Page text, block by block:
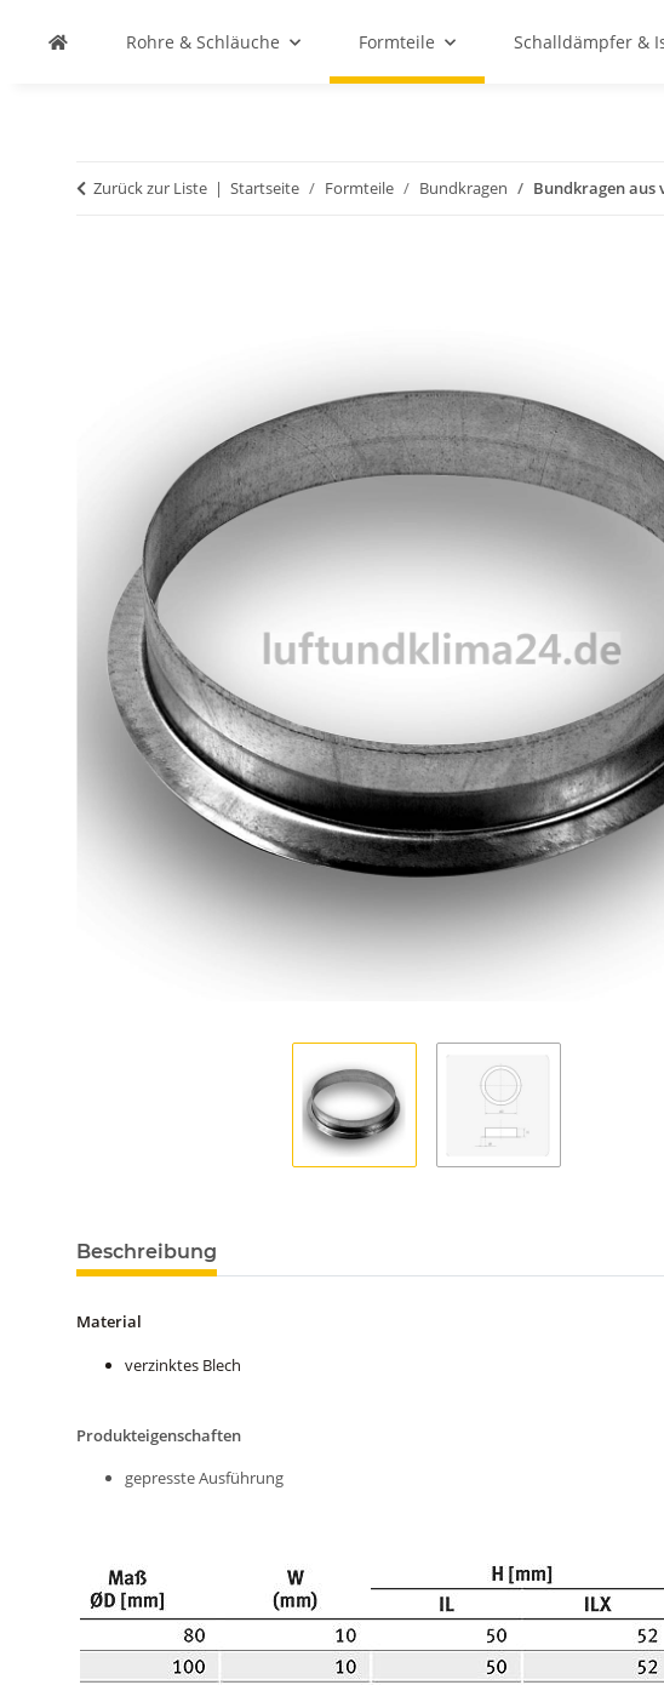
Rohre & Schläuche Formteile Schalldämpfer &
Zurück zur Liste Startseite Formteile Bundkragen Bundkragen aus
Beschreibung
Material
verzinktes Blech
Produkteigenschaften
gepresste Ausführung